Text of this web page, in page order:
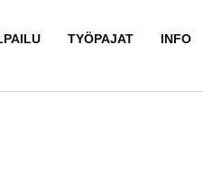
TYÖPAJAT INFO